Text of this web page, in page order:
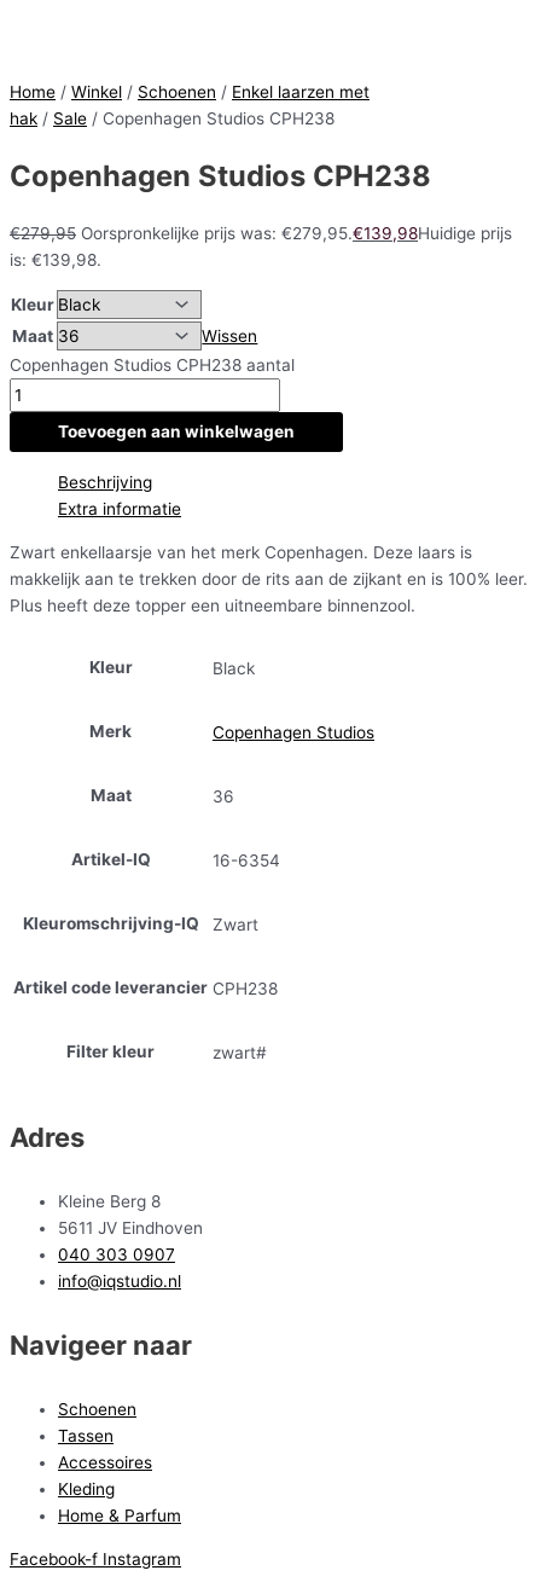
Home / Winkel / Schoenen / Enkel laarzen met
hak / Sale / Copenhagen Studios CPH238
Copenhagen Studios CPH238
€279,95 Oorspronkelijke prijs was: €279,95.€139,98Huidige prijs
is: €139,98.
Kleur
Maat
Wissen
Copenhagen Studios CPH238 aantal
Toevoegen aan winkelwagen
Beschrijving
Extra informatie
Zwart enkellaarsje van het merk Copenhagen. Deze laars is
makkelijk aan te trekken door de rits aan de zijkant en is 100% leer.
Plus heeft deze topper een uitneembare binnenzool.
Kleur Black
Merk Copenhagen Studios
Maat 36
Artikel-IQ 16-6354
Kleuromschrijving-IQ Zwart
Artikel code leverancier CPH238
Filter kleur zwart#
Adres
Kleine Berg 8
5611 JV Eindhoven
040 303 0907
info@iqstudio.nl
Navigeer naar
Schoenen
Tassen
Accessoires
Kleding
Home & Parfum
Facebook-f Instagram